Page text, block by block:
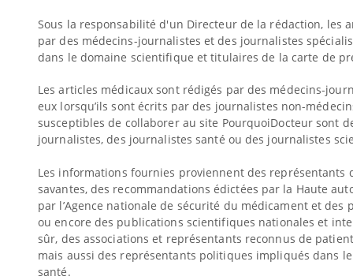
Sous la responsabilité d'un Directeur de la rédaction, les
par des médecins-journalistes et des journalistes
dans le domaine scientifique et titulaires de la carte de
Les articles médicaux sont rédigés par des médecins-
eux lorsqu’ils sont écrits par des journalistes non-
susceptibles de collaborer au site PourquoiDocteur sont
journalistes, des journalistes santé ou des journalistes
Les informations fournies proviennent des représentants
savantes, des recommandations édictées par la Haute
par l’Agence nationale de sécurité du médicament et des
ou encore des publications scientifiques nationales et
sûr, des associations et représentants reconnus de
mais aussi des représentants politiques impliqués dans
santé.